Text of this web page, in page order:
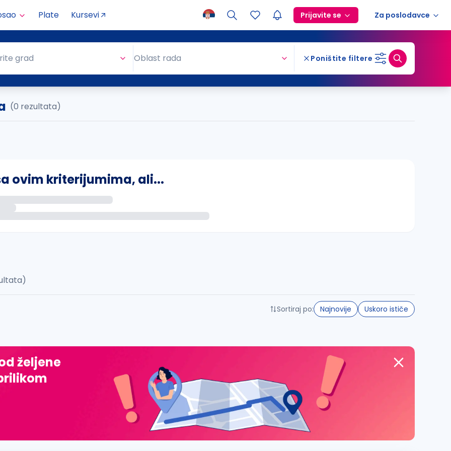
Plate Kursevi Prijavite se Za poslodavce
grad Oblast rada Poništite filtere
(0 rezultata)
ovim kriterijumima, ali...
đ, ž, dž)
Sortiraj po: Najnovije Uskoro ističe
željene